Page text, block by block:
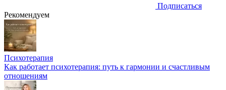
Подписаться
Рекомендуем
Психотерапия
Как работает психотерапия: путь к гармонии и счастливым
отношениям